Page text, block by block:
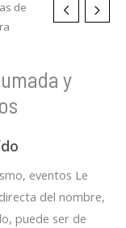
de
y
eventos Le
del nombre,
puede ser de